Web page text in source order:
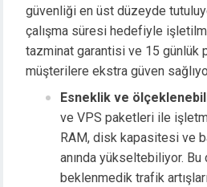
güvenliği en üst düzeyde
çalışma süresi hedefiyle
tazminat garantisi ve 15 günlük
müşterilere ekstra güven
Esneklik ve
ve VPS paketleri ile
RAM, disk kapasitesi ve
anında yükseltebiliyor. Bu
beklenmedik trafik